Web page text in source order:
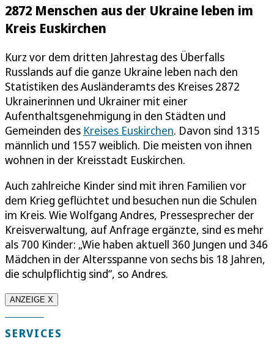
2872 Menschen aus der Ukraine leben im
Kreis Euskirchen
Kurz vor dem dritten Jahrestag des Überfalls
Russlands auf die ganze Ukraine leben nach den
Statistiken des Ausländeramts des Kreises 2872
Ukrainerinnen und Ukrainer mit einer
Aufenthaltsgenehmigung in den Städten und
Gemeinden des Kreises Euskirchen. Davon sind 1315
männlich und 1557 weiblich. Die meisten von ihnen
wohnen in der Kreisstadt Euskirchen.
Auch zahlreiche Kinder sind mit ihren Familien vor
dem Krieg geflüchtet und besuchen nun die Schulen
im Kreis. Wie Wolfgang Andres, Pressesprecher der
Kreisverwaltung, auf Anfrage ergänzte, sind es mehr
als 700 Kinder: „Wie haben aktuell 360 Jungen und 346
Mädchen in der Altersspanne von sechs bis 18 Jahren,
die schulpflichtig sind“, so Andres.
ANZEIGE X
SERVICES